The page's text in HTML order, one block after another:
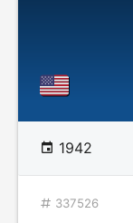
1942
337526